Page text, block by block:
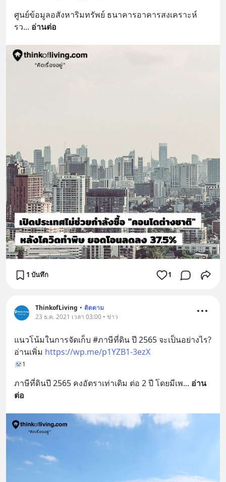
ศูนย์ข้อมูลอสังหาริมทรัพย์ ธนาคารอาคารสงเคราะห์
รว... อ่านต่อ
1 บันทึก 1
ThinkofLiving • ติดตาม
23 ธ.ค. 2021 เวลา 03:00 • ข่าว
แนวโน้มในการจัดเก็บ #ภาษีที่ดิน ปี 2565 จะเป็นอย่างไร?
อ่านเพิ่ม https://wp.me/p1YZB1-3ezX
1
ภาษีที่ดินปี 2565 คงอัตราเท่าเดิม ต่อ 2 ปี โดยมีเพ... อ่าน
ต่อ